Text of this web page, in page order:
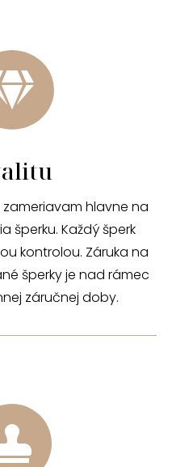
zameriavam hlavne na
šperku. Každý šperk
kontrolou. Záruka na
šperky je nad rámec
záručnej doby.